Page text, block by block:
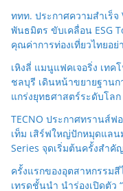
ททท. ประกาศความสำเร็
พันธมิตร ขับเคลื่อน ESG
คุณค่าการท่องเที่ยวไทยอย่
เหิงลี่ แมนูแฟคเจอริ่ง เทค
ชลบุรี เดินหน้าขยายฐานก
แกร่งยุทธศาสตร์ระดับโลก
TECNO ประกาศทรานส์
เท็ม เสิร์ฟใหญ่ปักหมุดแลน
Series จุดเริ่มต้นครั้งสำคัญ
ครั้งแรกของอุตสาหกรรม
เทรดชั้นนำ นำร่องเปิดตัว